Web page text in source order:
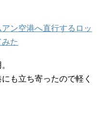
ン空港へ直行するロッ
た
も立ち寄ったので軽く